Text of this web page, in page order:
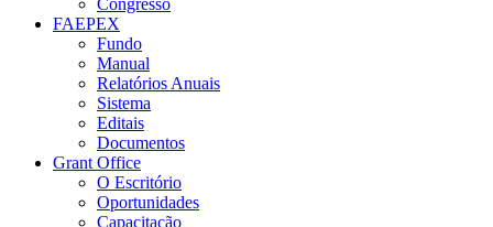
Congresso
FAEPEX
Fundo
Manual
Relatórios Anuais
Sistema
Editais
Documentos
Grant Office
O Escritório
Oportunidades
Capacitação